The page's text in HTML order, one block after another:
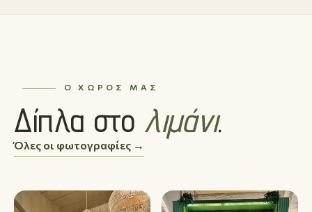
Ο ΧΏΡΟΣ ΜΑΣ
Δίπλα στο λιμάνι.
Όλες οι φωτογραφίες →